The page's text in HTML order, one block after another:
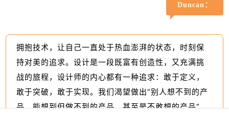
Duncan：
拥抱技术，让自己一直处于热血澎湃的状态，时刻保
持对美的追求。设计是一段既富有创造性，又充满挑
战的旅程，设计师的内心都有一种追求：敢于定义，
敢于突破，敢于实现。我们渴望做出“别人想不到的产
品、能想到但做不到的产品，甚至是不敢想的产品”，